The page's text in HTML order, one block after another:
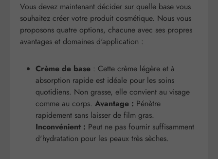
Vous devez maintenant décider sur quelle base vous
souhaitez créer votre produit cosmétique. Nous vous
proposons quatre options, chacune avec ses propres
avantages et domaines d'application :
Crème de base : Cette crème légère et à
absorption rapide est idéale pour les soins
quotidiens. Non grasse, elle convient au visage
comme au corps. Avantage : Pénètre
rapidement sans laisser de film gras.
Inconvénient : Peut ne pas fournir suffisamment
d'hydratation pour les peaux très sèches.